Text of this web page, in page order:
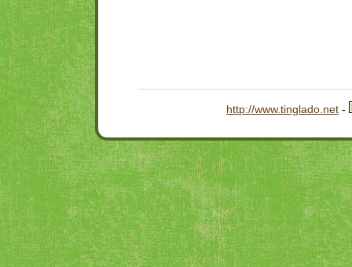
http://www.tinglado.net -